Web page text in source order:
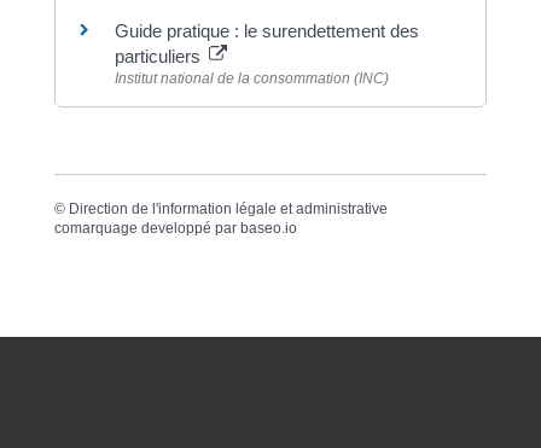
Guide pratique : le surendettement des
particuliers
Institut national de la consommation (INC)
© Direction de l'information légale et administrative
comarquage developpé par baseo.io